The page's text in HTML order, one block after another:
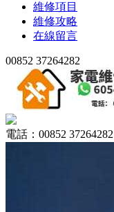
維修項目
維修攻略
在線留言
00852 37264282
電話：00852 37264282